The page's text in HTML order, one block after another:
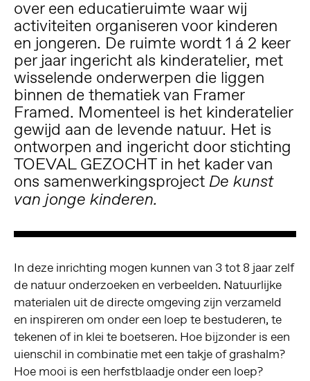
over een educatieruimte waar wij
activiteiten organiseren voor kinderen
en jongeren. De ruimte wordt 1 á 2 keer
per jaar ingericht als kinderatelier, met
wisselende onderwerpen die liggen
binnen de thematiek van Framer
Framed. Momenteel is het kinderatelier
gewijd aan de levende natuur. Het is
ontworpen and ingericht door stichting
TOEVAL GEZOCHT in het kader van
ons samenwerkingsproject De kunst
van jonge kinderen.
In deze inrichting mogen kunnen van 3 tot 8 jaar zelf
de natuur onderzoeken en verbeelden. Natuurlijke
materialen uit de directe omgeving zijn verzameld
en inspireren om onder een loep te bestuderen, te
tekenen of in klei te boetseren. Hoe bijzonder is een
uienschil in combinatie met een takje of grashalm?
Hoe mooi is een herfstblaadje onder een loep?